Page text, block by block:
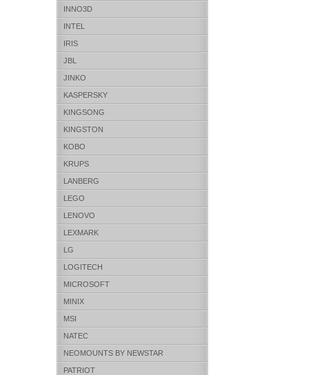
INNO3D
INTEL
IRIS
JBL
JINKO
KASPERSKY
KINGSONG
KINGSTON
KOBO
KRUPS
LANBERG
LEGO
LENOVO
LEXMARK
LG
LOGITECH
MICROSOFT
MINIX
MSI
NATEC
NEOMOUNTS BY NEWSTAR
PATRIOT